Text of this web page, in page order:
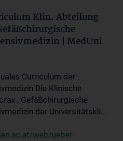
Klin. Abteilung
| MedUni
Curriculum der
Die Klinische
, Gefäßchirurgische
der Universitätskli...
web/ueber-